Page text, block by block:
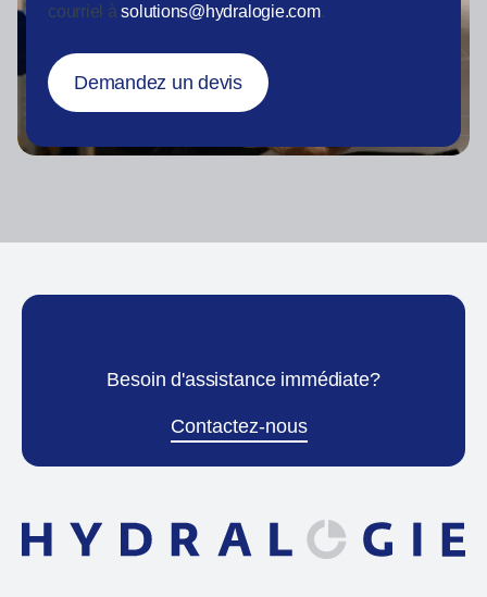
courriel àsolutions@hydralogie.com.
Demandez un devis
Besoin d'assistance immédiate?
Contactez-nous